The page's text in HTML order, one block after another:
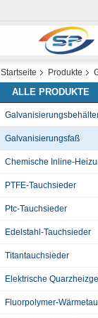
Startseite Produkte
ALLE PRODUKTE
Galvanisierungsfaß
Chemische Inline-
PTFE-Tauchsieder
Ptc-Tauchsieder
Edelstahl-Tauchsieder
Titantauchsieder
Elektrische
Fluorpolymer-